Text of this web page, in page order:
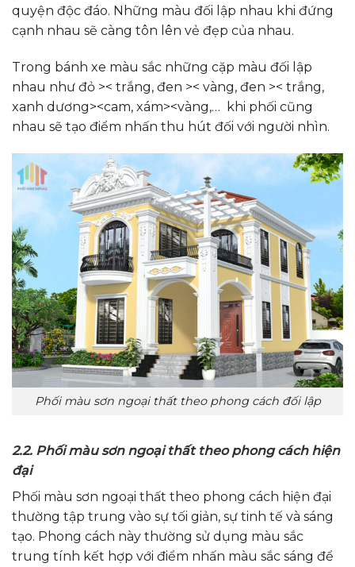
quyện độc đáo. Những màu đối lập nhau khi đứng
cạnh nhau sẽ càng tôn lên vẻ đẹp của nhau.
Trong bánh xe màu sắc những cặp màu đối lập
nhau như đỏ >< trắng, đen >< vàng, đen >< trắng,
xanh dương><cam, xám><vàng,… khi phối cũng
nhau sẽ tạo điểm nhấn thu hút đối với người nhìn.
Phối màu sơn ngoại thất theo phong cách đối lập
2.2. Phối màu sơn ngoại thất theo phong cách hiện
đại
Phối màu sơn ngoại thất theo phong cách hiện đại
thường tập trung vào sự tối giản, sự tinh tế và sáng
tạo. Phong cách này thường sử dụng màu sắc
trung tính kết hợp với điểm nhấn màu sắc sáng để